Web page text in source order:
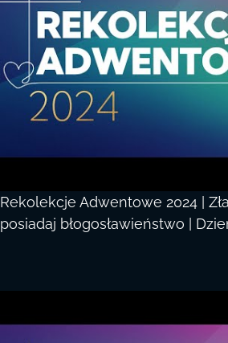
Rekolekcje Adwentowe 2024 |
posiadaj błogosławieństwo |